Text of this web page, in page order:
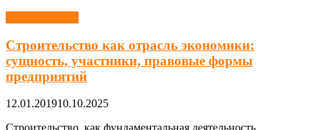
Строительство как отрасль экономики:
сущность, участники, правовые формы
предприятий
12.01.201910.10.2025